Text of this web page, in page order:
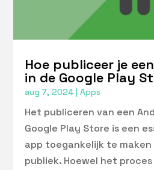
Hoe publiceer je
in de Google Play
aug 7, 2024 |Apps
Het publiceren van een
Google Play Store is een
app toegankelijk te maken
publiek. Hoewel het